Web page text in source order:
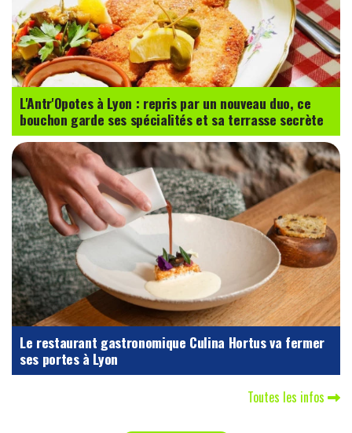
L'Antr'Opotes à Lyon : repris par un nouveau duo, ce
bouchon garde ses spécialités et sa terrasse secrète
Le restaurant gastronomique Culina Hortus va fermer
ses portes à Lyon
Toutes les infos